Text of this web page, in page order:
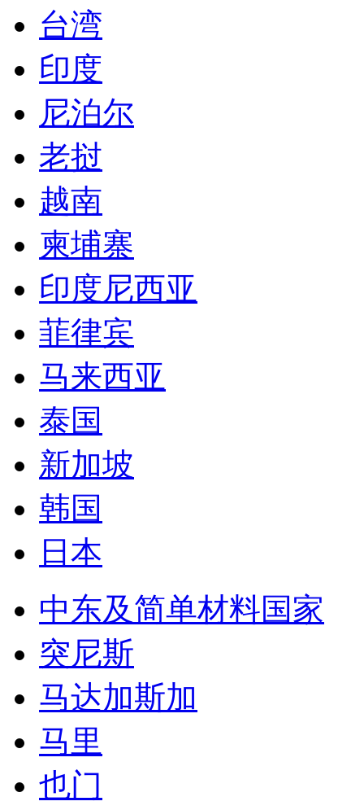
台湾
印度
尼泊尔
老挝
越南
柬埔寨
印度尼西亚
菲律宾
马来西亚
泰国
新加坡
韩国
日本
中东及简单材料国家
突尼斯
马达加斯加
马里
也门